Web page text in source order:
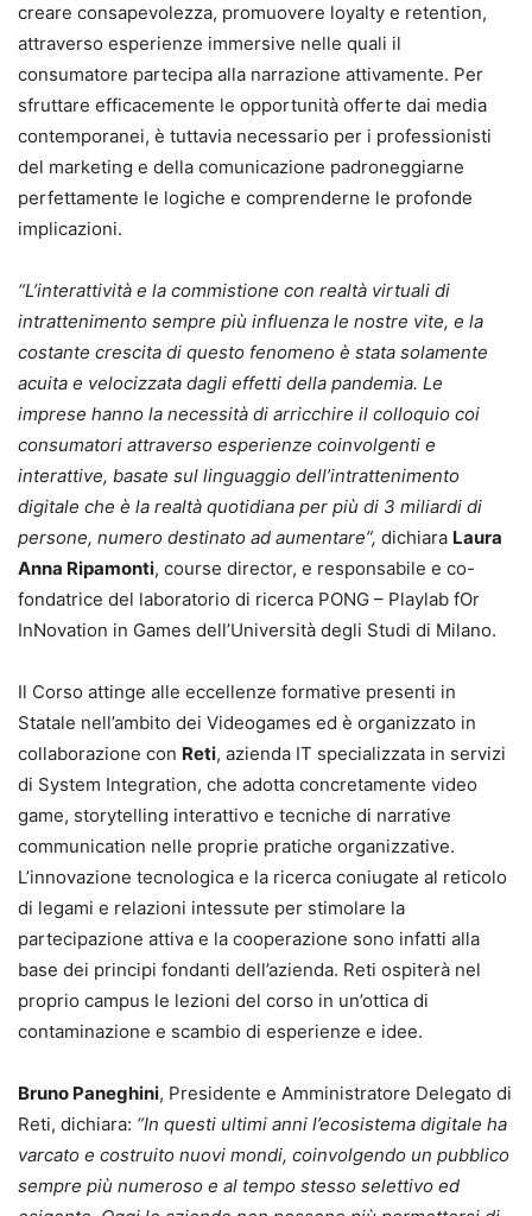
creare consapevolezza, promuovere loyalty e retention,
attraverso esperienze immersive nelle quali il
consumatore partecipa alla narrazione attivamente. Per
sfruttare efficacemente le opportunità offerte dai media
contemporanei, è tuttavia necessario per i professionisti
del marketing e della comunicazione padroneggiarne
perfettamente le logiche e comprenderne le profonde
implicazioni.
“L’interattività e la commistione con realtà virtuali di
intrattenimento sempre più influenza le nostre vite, e la
costante crescita di questo fenomeno è stata solamente
acuita e velocizzata dagli effetti della pandemia. Le
imprese hanno la necessità di arricchire il colloquio coi
consumatori attraverso esperienze coinvolgenti e
interattive, basate sul linguaggio dell’intrattenimento
digitale che è la realtà quotidiana per più di 3 miliardi di
persone, numero destinato ad aumentare”, dichiara Laura
Anna Ripamonti, course director, e responsabile e co-
fondatrice del laboratorio di ricerca PONG – Playlab fOr
InNovation in Games dell’Università degli Studi di Milano.
Il Corso attinge alle eccellenze formative presenti in
Statale nell’ambito dei Videogames ed è organizzato in
collaborazione con Reti, azienda IT specializzata in servizi
di System Integration, che adotta concretamente video
game, storytelling interattivo e tecniche di narrative
communication nelle proprie pratiche organizzative.
L’innovazione tecnologica e la ricerca coniugate al reticolo
di legami e relazioni intessute per stimolare la
partecipazione attiva e la cooperazione sono infatti alla
base dei principi fondanti dell’azienda. Reti ospiterà nel
proprio campus le lezioni del corso in un’ottica di
contaminazione e scambio di esperienze e idee.
Bruno Paneghini, Presidente e Amministratore Delegato di
Reti, dichiara: “In questi ultimi anni l’ecosistema digitale ha
varcato e costruito nuovi mondi, coinvolgendo un pubblico
sempre più numeroso e al tempo stesso selettivo ed